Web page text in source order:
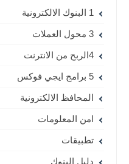
1 البنوك الالكترونية
3 محول العملات
4الربح من الانترنت
5 برامج ايجي فوكس
المحافظ الالكترونية
امن المعلومات
تطبيقات
دليل البنوك